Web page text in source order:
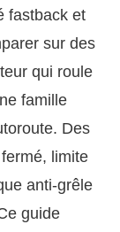
fastback et
sur des
qui roule
famille
Des
limite
anti-grêle
guide